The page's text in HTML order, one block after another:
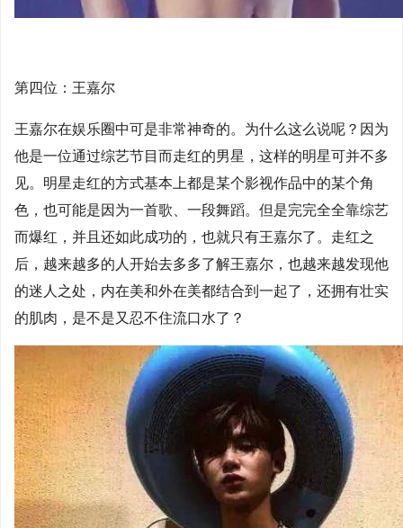
第四位：王嘉尔
王嘉尔在娱乐圈中可是非常神奇的。为什么这么说呢？因为
他是一位通过综艺节目而走红的男星，这样的明星可并不多
见。明星走红的方式基本上都是某个影视作品中的某个角
色，也可能是因为一首歌、一段舞蹈。但是完完全全靠综艺
而爆红，并且还如此成功的，也就只有王嘉尔了。走红之
后，越来越多的人开始去多多了解王嘉尔，也越来越发现他
的迷人之处，内在美和外在美都结合到一起了，还拥有壮实
的肌肉，是不是又忍不住流口水了？